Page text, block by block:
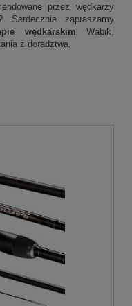
przez wędkarzy
Serdecznie zapraszamy
wędkarskim Wabik,
z doradztwa.